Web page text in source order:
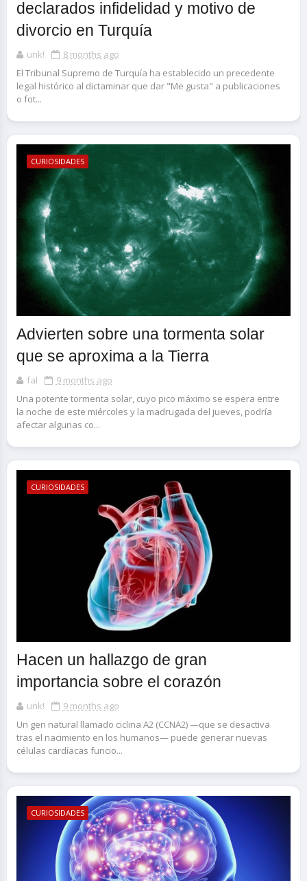
declarados infidelidad y motivo de
divorcio en Turquía
unk!
8 months ago
El Tribunal Supremo de Turquía ha establecido un precedente
legal histórico al dictaminar que dar "Me gusta" a publicaciones
o fot...
CURIOSIDADES
Advierten sobre una tormenta solar
que se aproxima a la Tierra
fal
9 months ago
Una potente tormenta solar, cuyo pico máximo se espera entre
la noche de este miércoles y la madrugada del jueves, podría
afectar algunas co...
CURIOSIDADES
Hacen un hallazgo de gran
importancia sobre el corazón
unk!
9 months ago
Un gen natural llamado ciclina A2 (CCNA2) —que se desactiva
tras el nacimiento en los humanos— puede generar nuevas
células cardíacas funcio...
CURIOSIDADES